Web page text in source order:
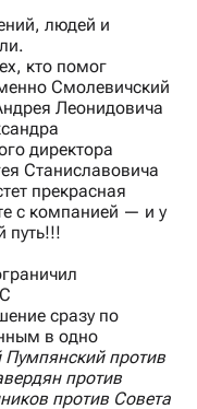
людей и
кто помог
Смолевичский
Леонидовича
директора
Станиславовича
прекрасная
с компанией — и у
путь!!!
сразу по
в одно
против
против
против Совета